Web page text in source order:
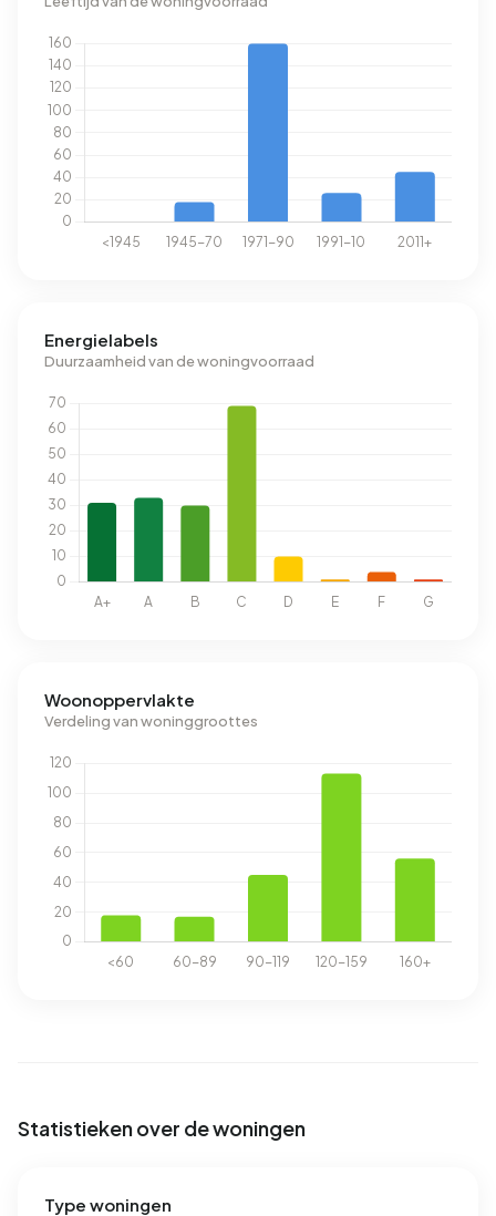
Energielabels
Duurzaamheid van de woningvoorraad
Woonoppervlakte
Verdeling van woninggroottes
Statistieken over de woningen
Type woningen